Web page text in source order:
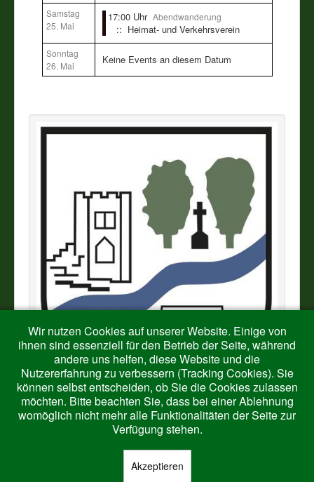
Samstag
25. Mai
17:00 Uhr Abendwanderung
:: Heimat- und Verkehrsverein
Sonntag
26. Mai
Keine Events an diesem Datum
Wir nutzen Cookies auf unserer Website. Einige von
ihnen sind essenziell für den Betrieb der Seite, während
andere uns helfen, diese Website und die
Nutzererfahrung zu verbessern (Tracking Cookies). Sie
können selbst entscheiden, ob Sie die Cookies zulassen
möchten. Bitte beachten Sie, dass bei einer Ablehnung
womöglich nicht mehr alle Funktionalitäten der Seite zur
Verfügung stehen.
Akzeptieren